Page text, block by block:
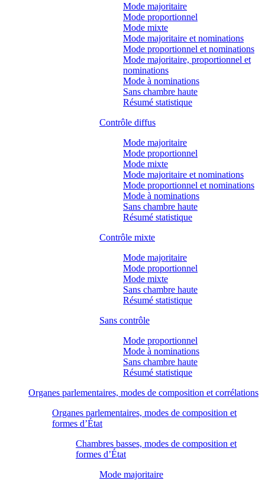
Mode majoritaire
Mode proportionnel
Mode mixte
Mode majoritaire et nominations
Mode proportionnel et nominations
Mode majoritaire, proportionnel et
nominations
Mode à nominations
Sans chambre haute
Résumé statistique
Contrôle diffus
Mode majoritaire
Mode proportionnel
Mode mixte
Mode majoritaire et nominations
Mode proportionnel et nominations
Mode à nominations
Sans chambre haute
Résumé statistique
Contrôle mixte
Mode majoritaire
Mode proportionnel
Mode mixte
Sans chambre haute
Résumé statistique
Sans contrôle
Mode proportionnel
Mode à nominations
Sans chambre haute
Résumé statistique
Organes parlementaires, modes de composition et corrélations
Organes parlementaires, modes de composition et
formes d’État
Chambres basses, modes de composition et
formes d’État
Mode majoritaire